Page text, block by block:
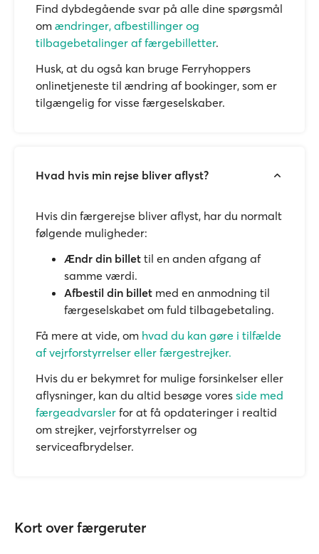
Find dybdegående svar på alle dine spørgsmål
om ændringer, afbestillinger og
tilbagebetalinger af færgebilletter.
Husk, at du også kan bruge Ferryhoppers
onlinetjeneste til ændring af bookinger, som er
tilgængelig for visse færgeselskaber.
Hvad hvis min rejse bliver aflyst?
Hvis din færgerejse bliver aflyst, har du normalt
følgende muligheder:
Ændr din billet til en anden afgang af
samme værdi.
Afbestil din billet med en anmodning til
færgeselskabet om fuld tilbagebetaling.
Få mere at vide, om hvad du kan gøre i tilfælde
af vejrforstyrrelser eller færgestrejker.
Hvis du er bekymret for mulige forsinkelser eller
aflysninger, kan du altid besøge vores side med
færgeadvarsler for at få opdateringer i realtid
om strejker, vejrforstyrrelser og
serviceafbrydelser.
Kort over færgeruter